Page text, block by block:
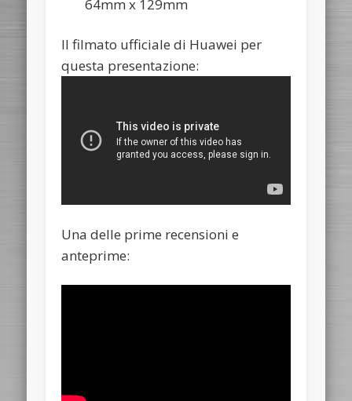
64mm x 129mm
Il filmato ufficiale di Huawei per
questa presentazione:
Una delle prime recensioni e
anteprime: